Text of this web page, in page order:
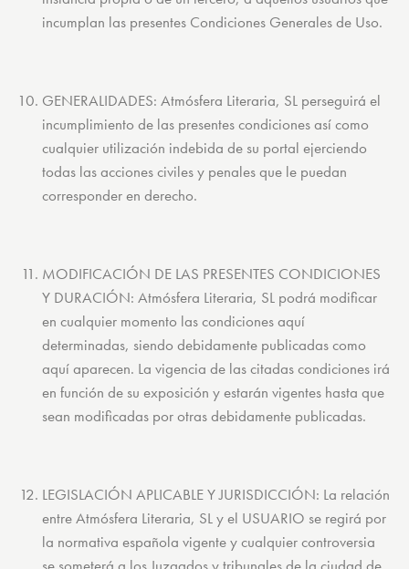
incumplan las presentes Condiciones Generales de Uso.
GENERALIDADES: Atmósfera Literaria, SL perseguirá el
incumplimiento de las presentes condiciones así como
cualquier utilización indebida de su portal ejerciendo
todas las acciones civiles y penales que le puedan
corresponder en derecho.
MODIFICACIÓN DE LAS PRESENTES CONDICIONES
Y DURACIÓN: Atmósfera Literaria, SL podrá modificar
en cualquier momento las condiciones aquí
determinadas, siendo debidamente publicadas como
aquí aparecen. La vigencia de las citadas condiciones irá
en función de su exposición y estarán vigentes hasta que
sean modificadas por otras debidamente publicadas.
LEGISLACIÓN APLICABLE Y JURISDICCIÓN: La relación
entre Atmósfera Literaria, SL y el USUARIO se regirá por
la normativa española vigente y cualquier controversia